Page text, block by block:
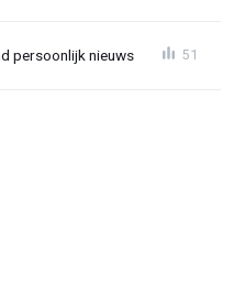
persoonlijk nieuws 51